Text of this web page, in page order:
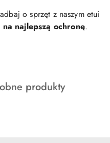
o sprzęt z naszym etui
najlepszą ochronę.
produkty